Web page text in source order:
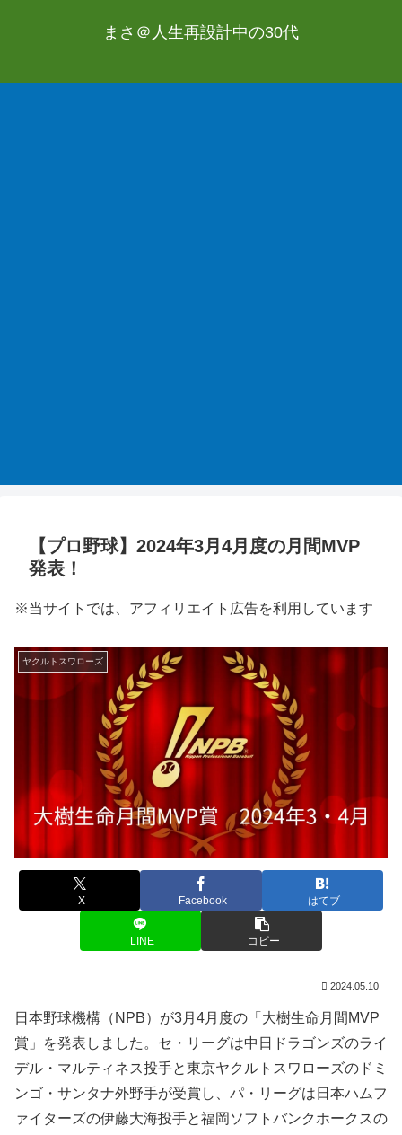
まさ＠人生再設計中の30代
【プロ野球】2024年3月4月度の月間MVP
発表！
※当サイトでは、アフィリエイト広告を利用しています
ヤクルトスワローズ
X Facebook はてブ
LINE コピー
2024.05.10
日本野球機構（NPB）が3月4月度の「大樹生命月間MVP
賞」を発表しました。セ・リーグは中日ドラゴンズのライ
デル・マルティネス投手と東京ヤクルトスワローズのドミ
ンゴ・サンタナ外野手が受賞し、パ・リーグは日本ハムフ
ァイターズの伊藤大海投手と福岡ソフトバンクホークスの